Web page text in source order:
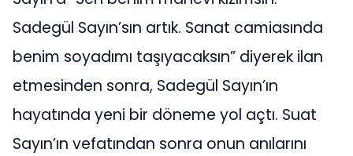
Sadegül Sayın’sın artık. Sanat camiasında
benim soyadımı taşıyacaksın” diyerek ilan
etmesinden sonra, Sadegül Sayın’ın
hayatında yeni bir döneme yol açtı. Suat
Sayın’ın vefatından sonra onun anılarını